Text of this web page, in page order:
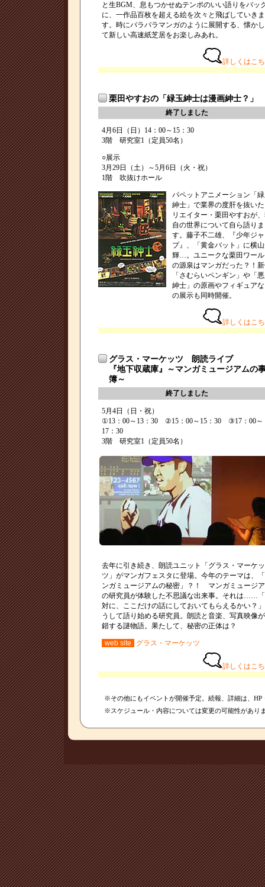
と生BGM、息もつかせぬテンポのいい語りをバッ
に、一作品百枚を超える絵を次々と飛ばしていきま
す。時にパラパラマンガのように展開する、懐か
て新しい高速紙芝居をお楽しみあれ。
詳しくはこ
栗田やすおの「緑玉紳士は漫画紳士？」
終了しました
4月6日（日）14：00～15：30
3階 研究室1（定員50名）
○展示
3月29日（土）～5月6日（火・祝）
1階 吹抜けホール
パペットアニメーション「
紳士」で業界の度肝を抜い
リエイター・栗田やすおが
自の世界について自ら語りま
す。藤子不二雄、『少年ジ
プ』、「黄金バット」に横
輝…。ユニークな栗田ワー
の源泉はマンガだった？！
「さむらいペンギン」や「
紳士」の原画やフィギュア
の展示も同時開催。
詳しくはこ
グラス・マーケッツ 朗読ライブ
『地下収蔵庫』～マンガミュージアムの
簿～
終了しました
5月4日（日・祝）
①13：00～13：30 ②15：00～15：30 ③17：00～
17：30
3階 研究室1（定員50名）
去年に引き続き、朗読ユニット「グラス・マーケッ
ツ」がマンガフェスタに登場。今年のテーマは、
ンガミュージアムの秘密」？！ マンガミュージ
の研究員が体験した不思議な出来事。それは……
対に、ここだけの話にしておいてもらえるかい？
うして語り始める研究員。朗読と音楽、写真映像
錯する謎物語。果たして、秘密の正体は？
web site グラス・マーケッツ
詳しくはこ
※その他にもイベントが開催予定。続報、詳細は、HP
※スケジュール・内容については変更の可能性があり